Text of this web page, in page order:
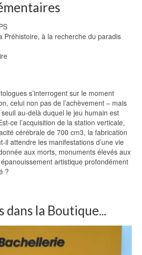
Préhistoire, à la recherche du paradis
s’interrogent sur le moment
celui non pas de l’achèvement – mais
au-delà duquel le jeu humain est
ce l’acquisition de la station verticale,
cérébrale de 700 cm3, la fabrication
il attendre les manifestations d’une vie
aux morts, monuments élevés aux
artistique profondément
?
la Boutique...